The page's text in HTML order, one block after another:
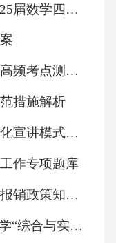
积极改进。
）及时更
得随意搭配私
形象。
于胸前显眼
括姓名、工号
黑龙江省鸡西市滴道区2025届数学四年级第二学期期末试题含答案
2026年事业单位科技常识高频考点测试题
措施解析
2026年对象化分众化互动化宣讲模式创新及微宣讲应用测试
作专项题库
2026年社区医保门诊统筹报销政策知识竞赛
基于项目式学习的初中数学“综合与实践”教学设计研究